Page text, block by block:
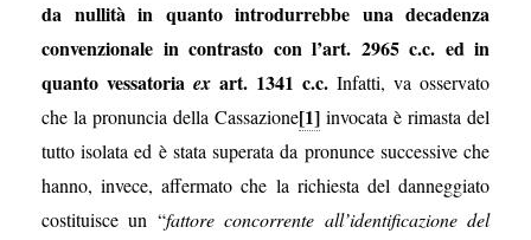
da nullità in quanto introdurrebbe una decadenza
convenzionale in contrasto con l’art. 2965 c.c. ed in
quanto vessatoria ex art. 1341 c.c. Infatti, va osservato
che la pronuncia della Cassazione[1] invocata è rimasta del
tutto isolata ed è stata superata da pronunce successive che
hanno, invece, affermato che la richiesta del danneggiato
costituisce un “fattore concorrente all’identificazione del